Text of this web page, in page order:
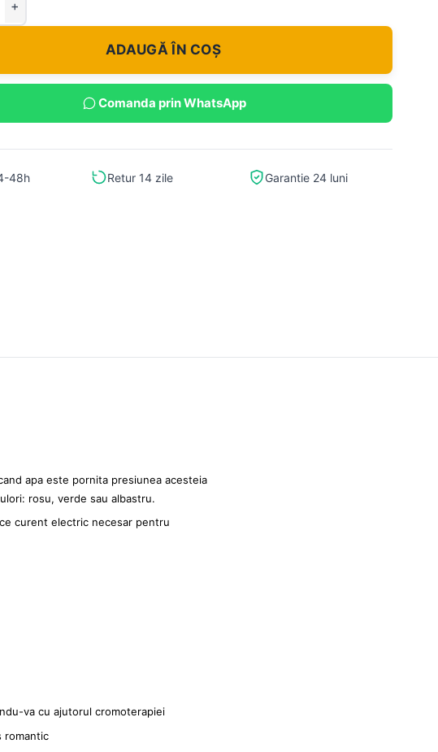
ADAUGĂ ÎN COȘ
Comanda prin WhatsApp
48h Retur 14 zile Garantie 24 luni
apa este pornita presiunea acesteia
rosu, verde sau albastru.
curent electric necesar pentru
va cu ajutorul cromoterapiei
romantic